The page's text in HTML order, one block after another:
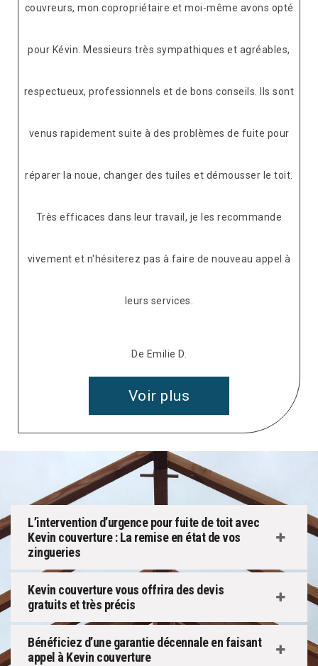
couvreurs, mon copropriétaire et moi-même avons opté
pour Kévin. Messieurs très sympathiques et agréables,
respectueux, professionnels et de bons conseils. Ils sont
venus rapidement suite à des problèmes de fuite pour
réparer la noue, changer des tuiles et démousser le toit.
Très efficaces dans leur travail, je les recommande
vivement et n'hésiterez pas à faire de nouveau appel à
leurs services.
De Emilie D.
Voir plus
L’intervention d’urgence pour fuite de toit avec
Kevin couverture : La remise en état de vos
zingueries
Kevin couverture vous offrira des devis
gratuits et très précis
Bénéficiez d’une garantie décennale en faisant
appel à Kevin couverture